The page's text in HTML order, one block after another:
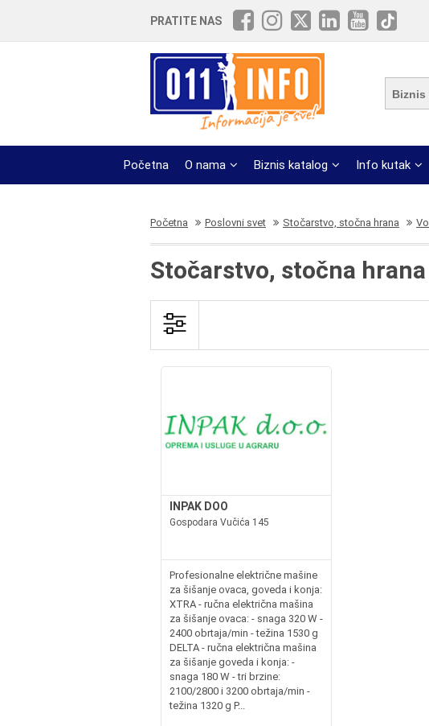
PRATITE NAS
Biznis
Početna O nama Biznis katalog Info kutak
Početna Poslovni svet Stočarstvo, stočna hrana
Stočarstvo, stočna
INPAK DOO
Gospodara Vučića 145
Profesionalne električne mašine
za šišanje ovaca, goveda i konja:
XTRA - ručna električna mašina
za šišanje ovaca: - snaga 320 W -
2400 obrtaja/min - težina 1530 g
DELTA - ručna električna mašina
za šišanje goveda i konja: -
snaga 180 W - tri brzine:
2100/2800 i 3200 obrtaja/min -
težina 1320 g P...